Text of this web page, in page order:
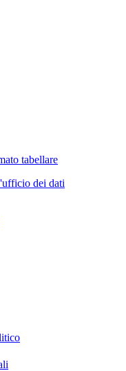
tabellare
dei dati